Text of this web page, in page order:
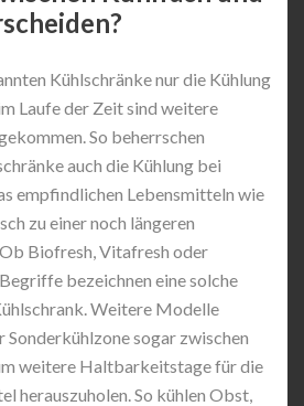
Kühlschränke nur die Kühlung
Laufe der Zeit sind weitere
So beherrschen
auch die Kühlung bei
empfindlichen Lebensmitteln wie
zu einer noch längeren
Biofresh, Vitafresh oder
bezeichnen eine solche
Weitere Modelle
Sonderkühlzone sogar zwischen
weitere Haltbarkeitstage für die
herauszuholen. So kühlen Obst,